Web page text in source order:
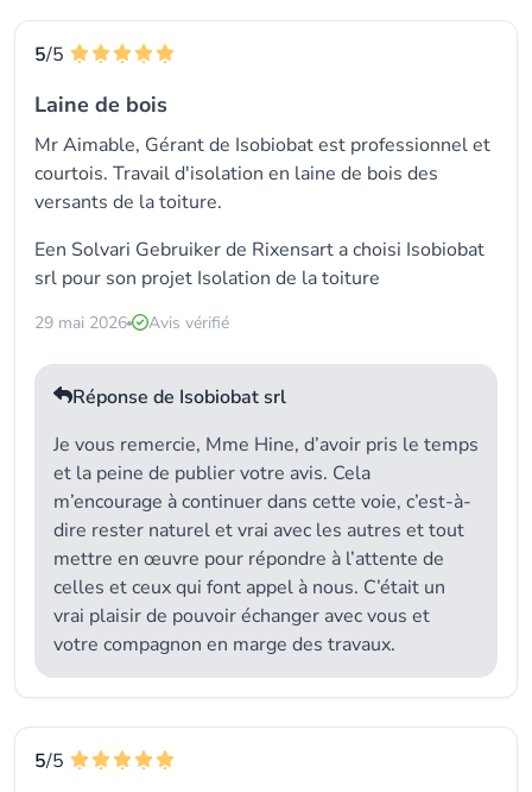
5/5
Laine de bois
Mr Aimable, Gérant de Isobiobat est professionnel et
courtois. Travail d'isolation en laine de bois des
versants de la toiture.
Een Solvari Gebruiker de Rixensart a choisi Isobiobat
srl pour son projet Isolation de la toiture
29 mai 2026 Avis vérifié
Réponse de Isobiobat srl
Je vous remercie, Mme Hine, d’avoir pris le temps
et la peine de publier votre avis. Cela
m’encourage à continuer dans cette voie, c’est-à-
dire rester naturel et vrai avec les autres et tout
mettre en œuvre pour répondre à l’attente de
celles et ceux qui font appel à nous. C’était un
vrai plaisir de pouvoir échanger avec vous et
votre compagnon en marge des travaux.
5/5